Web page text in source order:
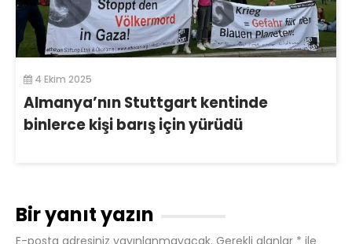
4 Ekim 2025
Almanya’nın Stuttgart kentinde
binlerce kişi barış için yürüdü
Bir yanıt yazın
E-posta adresiniz yayınlanmayacak. Gerekli alanlar * ile